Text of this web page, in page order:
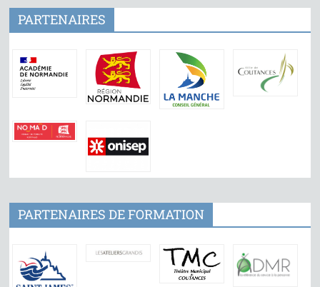
PARTENAIRES
PARTENAIRES DE FORMATION